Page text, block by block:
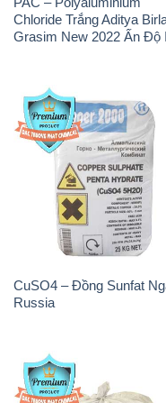
CuSO4 – Đồng Sunfat Nga